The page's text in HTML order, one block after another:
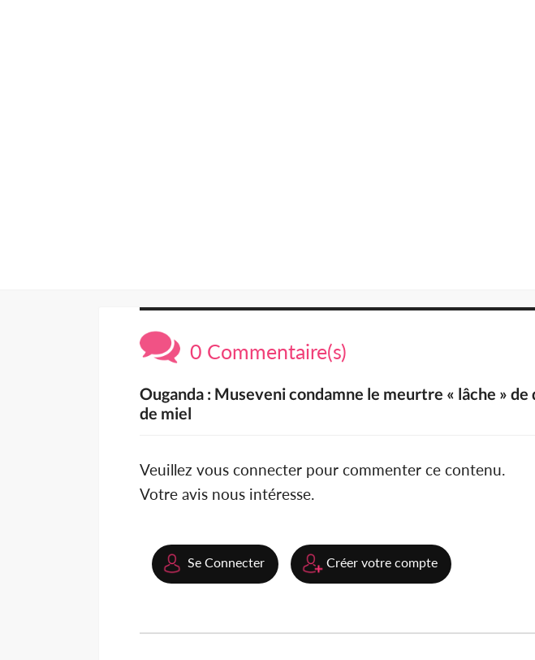
0 Commentaire(s)
Ouganda : Museveni condamne le meurtre « lâche »
de miel
Veuillez vous connecter pour commenter ce contenu.
Votre avis nous intéresse.
Se Connecter Créer votre compte